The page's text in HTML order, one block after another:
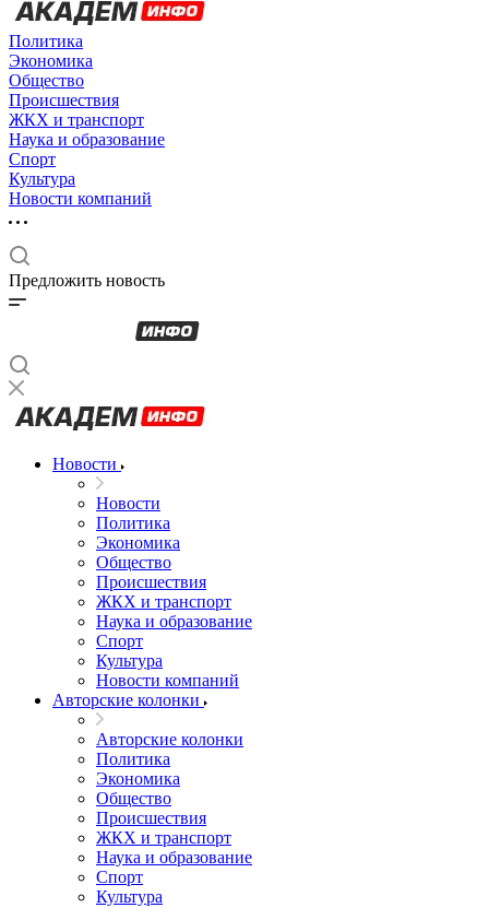
Политика
Экономика
Общество
Происшествия
ЖКХ и транспорт
Наука и образование
Спорт
Культура
Новости компаний
Предложить новость
Новости
Новости
Политика
Экономика
Общество
Происшествия
ЖКХ и транспорт
Наука и образование
Спорт
Культура
Новости компаний
Авторские колонки
Авторские колонки
Политика
Экономика
Общество
Происшествия
ЖКХ и транспорт
Наука и образование
Спорт
Культура